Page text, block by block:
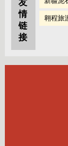
友
情
链
接
翱程旅